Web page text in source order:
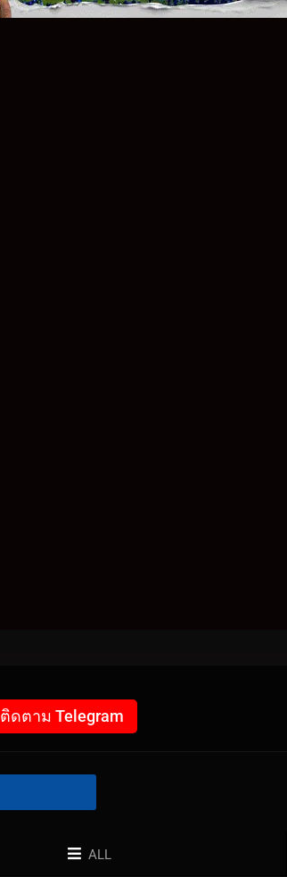
ติดตาม Telegram
ALL